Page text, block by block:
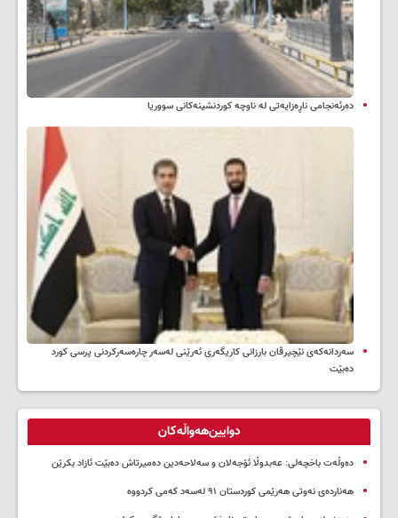
دەرئەنجامی ناڕەزایەتی لە ناوچە کوردنشینەکانی سووریا
سه‌ردانه‌کەی نێچیرڤان بارزانی كاریگه‌ری ئه‌رێنی له‌سه‌ر چاره‌سه‌ركردنی پرسی كورد
ده‌بێت
دوایین‌هەواڵەکان
دەوڵەت باخچەلی: عەبدوڵا ئۆجەلان و سەلاحەدین دەمیرتاش دەبێت ئازاد بکرێن
هەناردەی نەوتی هەرێمی کوردستان ۹۱ لەسەد کەمی کردووە